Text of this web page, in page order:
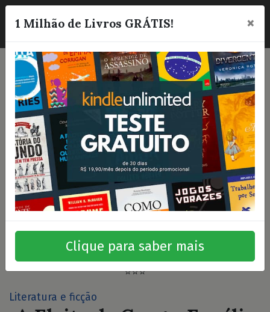
☰
⭐⭐⭐
Literatura e ficção
1 Milhão de Livros GRÁTIS! ×
Clique para saber mais